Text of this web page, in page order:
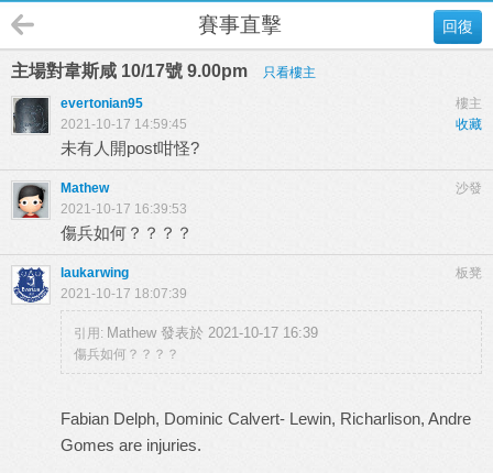
回復
賽事直擊
主場對韋斯咸 10/17號 9.00pm
只看樓主
樓主
evertonian95
收藏
2021-10-17 14:59:45
未有人開post咁怪?
沙發
Mathew
2021-10-17 16:39:53
傷兵如何？？？？
板凳
laukarwing
2021-10-17 18:07:39
引用: Mathew 發表於 2021-10-17 16:39
傷兵如何？？？？
Fabian Delph, Dominic Calvert- Lewin, Richarlison, Andre
Gomes are injuries.